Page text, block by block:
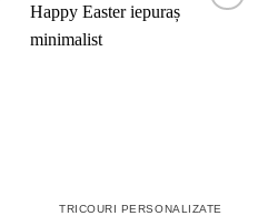
TRICOURI PERSONALIZATE